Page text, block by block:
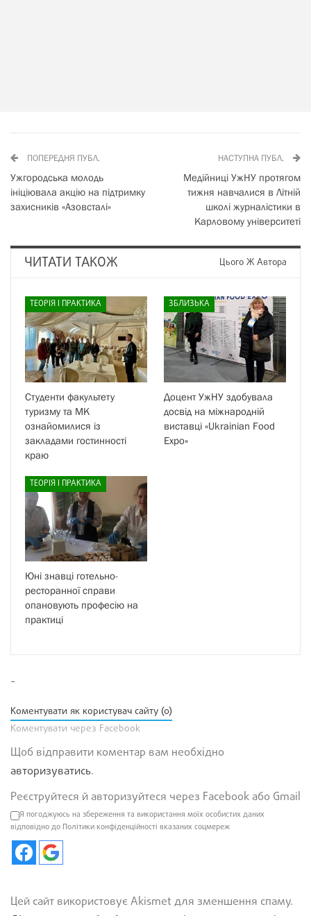
ПОПЕРЕДНЯ ПУБЛ.
Ужгородська молодь
ініціювала акцію на підтримку
захисників «Азовсталі»
НАСТУПНА ПУБЛ.
Медійниці УжНУ протягом
тижня навчалися в Літній
школі журналістики в
Карловому університеті
ЧИТАТИ ТАКОЖ Цього Ж Автора
ТЕОРІЯ І ПРАКТИКА
Студенти факультету
туризму та МК
ознайомилися із
закладами гостинності
краю
ЗБЛИЗЬКА
Доцент УжНУ здобувала
досвід на міжнародній
виставці «Ukrainian Food
Expo»
ТЕОРІЯ І ПРАКТИКА
Юні знавці готельно-
ресторанної справи
опановують професію на
практиці
-
Коментувати як користувач сайту (0)
Коментувати через Facebook
Щоб відправити коментар вам необхідно
авторизуватись.
Реєструйтеся й авторизуйтеся через Facebook або Gmail
Я погоджуюсь на збереження та використання моїх особистих даних
відповідно до Політики конфіденційності вказаних соцмереж
Цей сайт використовує Akismet для зменшення спаму.